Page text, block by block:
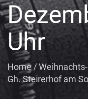
Uhr
Home/
Gh. Steirerhof am